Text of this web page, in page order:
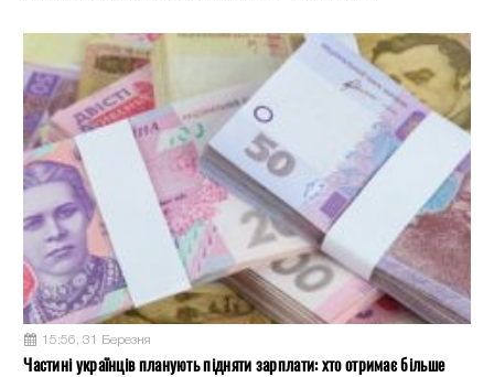
15:56, 31 Березня
Частині українців планують підняти зарплати: хто отримає більше